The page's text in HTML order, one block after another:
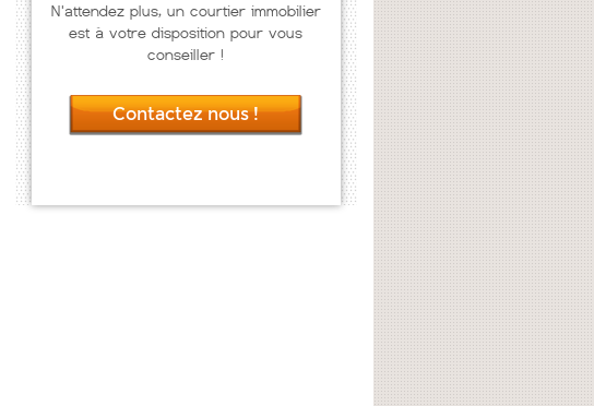
N'attendez plus, un courtier immobilier
est à votre disposition pour vous
conseiller !
Contactez nous !